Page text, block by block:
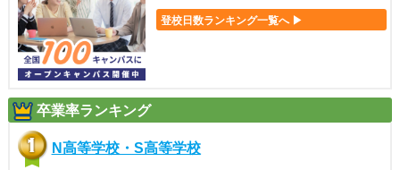
登校日数ランキング一覧へ ▶
卒業率ランキング
N高等学校・S高等学校